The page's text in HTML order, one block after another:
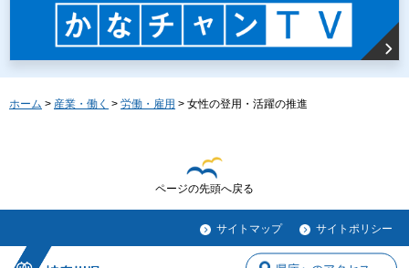
ホーム > 産業・働く > 労働・雇用 > 女性の登用・活躍の推進
ページの先頭へ戻る
サイトマップ サイトポリシー